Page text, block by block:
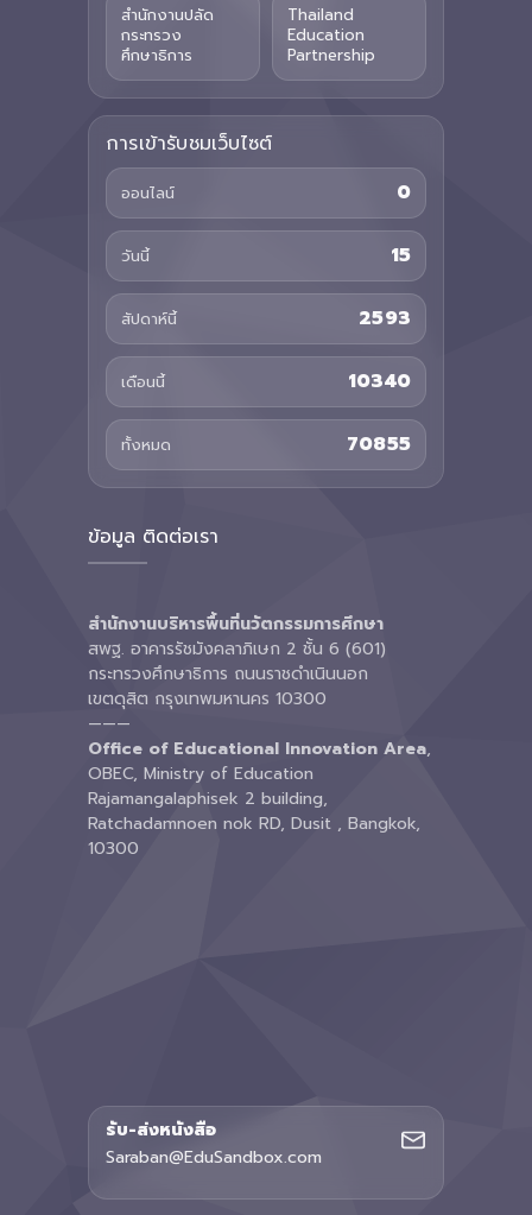
สำนักงานปลัด
กระทรวง
ศึกษาธิการ
Thailand
Education
Partnership
การเข้ารับชมเว็บไซต์
ออนไลน์ 0
วันนี้ 15
สัปดาห์นี้ 2593
เดือนนี้ 10340
ทั้งหมด 70855
ข้อมูล ติดต่อเรา
สำนักงานบริหารพื้นที่นวัตกรรมการศึกษา
สพฐ. อาคารรัชมังคลาภิเษก 2 ชั้น 6 (601)
กระทรวงศึกษาธิการ ถนนราชดำเนินนอก
เขตดุสิต กรุงเทพมหานคร 10300
———
Office of Educational Innovation Area,
OBEC, Ministry of Education
Rajamangalaphisek 2 building,
Ratchadamnoen nok RD, Dusit , Bangkok,
10300
รับ-ส่งหนังสือ
Saraban@EduSandbox.com